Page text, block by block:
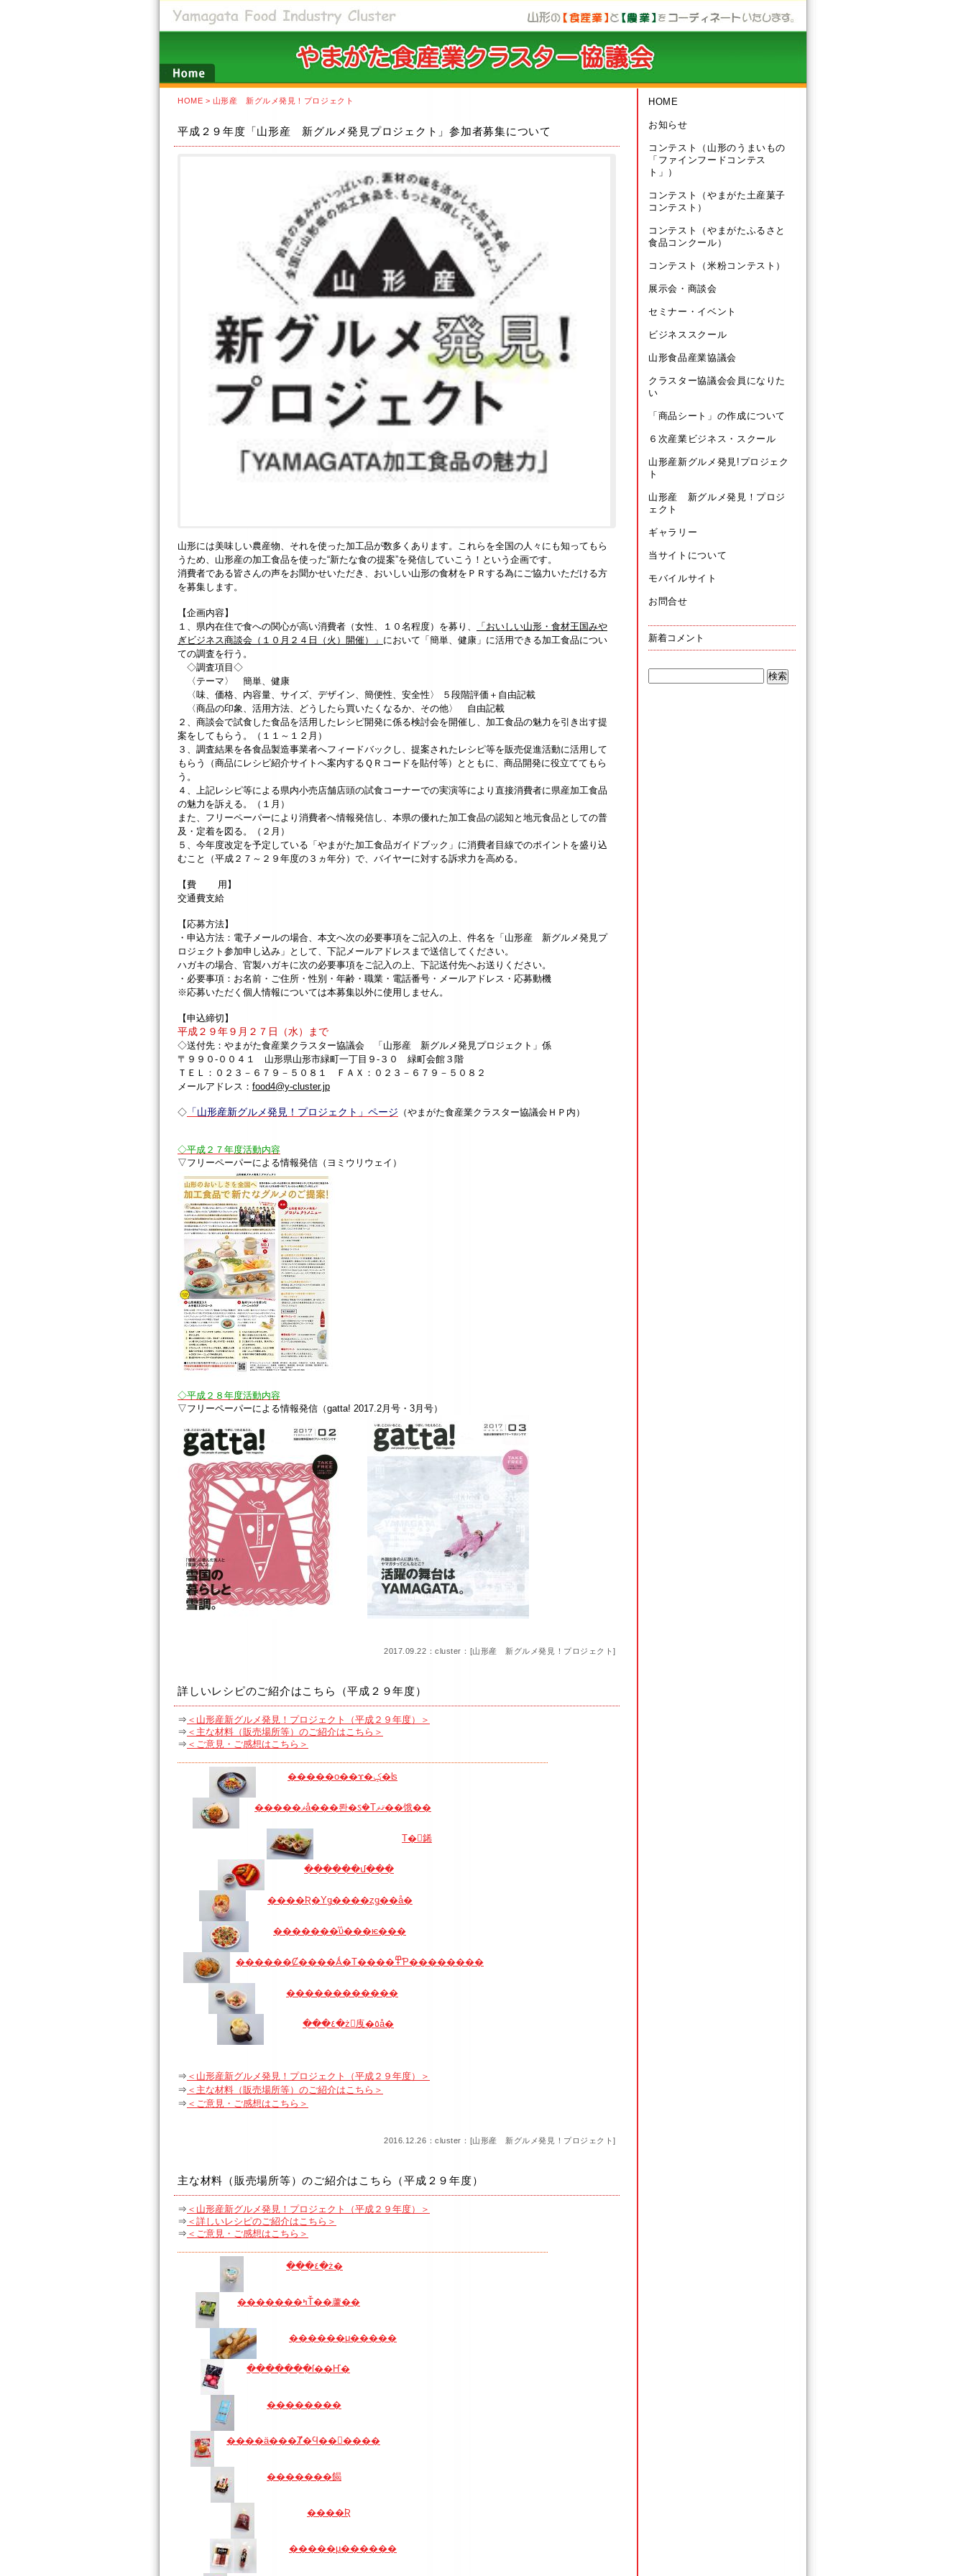
HOME > 山形産 新グルメ発見！プロジェクト
平成２９年度「山形産 新グルメ発見プロジェクト」参加者募集について
山形には美味しい農産物、それを使った加工品が数多くあります。これらを全国の人々にも知ってもら
うため、山形産の加工食品を使った“新たな食の提案”を発信していこう！という企画です。
消費者である皆さんの声をお聞かせいただき、おいしい山形の食材をＰＲする為にご協力いただける方
を募集します。
【企画内容】
１、県内在住で食への関心が高い消費者（女性、１０名程度）を募り、
「おいしい山形・食材王国みや
ぎビジネス商談会（１０月２４日（火）開催）」 において「簡単、健康」に活用できる加工食品につい
ての調査を行う。
◇調査項目◇
〈テーマ〉 簡単、健康
〈味、価格、内容量、サイズ、デザイン、簡便性、安全性〉 ５段階評価＋自由記載
〈商品の印象、活用方法、どうしたら買いたくなるか、その他〉 自由記載
２、商談会で試食した食品を活用したレシピ開発に係る検討会を開催し、加工食品の魅力を引き出す提
案をしてもらう。（１１～１２月）
３、調査結果を各食品製造事業者へフィードバックし、提案されたレシピ等を販売促進活動に活用して
もらう（商品にレシピ紹介サイトへ案内するＱＲコードを貼付等）とともに、商品開発に役立ててもら
う。
４、上記レシピ等による県内小売店舗店頭の試食コーナーでの実演等により直接消費者に県産加工食品
の魅力を訴える。（１月）
また、フリーペーパーにより消費者へ情報発信し、本県の優れた加工食品の認知と地元食品としての普
及・定着を図る。（２月）
５、今年度改定を予定している「やまがた加工食品ガイドブック」に消費者目線でのポイントを盛り込
むこと（平成２７～２９年度の３ヵ年分）で、バイヤーに対する訴求力を高める。
【費 用】
交通費支給
【応募方法】
・申込方法：電子メールの場合、本文へ次の必要事項をご記入の上、件名を「山形産 新グルメ発見プ
ロジェクト参加申し込み」として、下記メールアドレスまで送信してください。
ハガキの場合、官製ハガキに次の必要事項をご記入の上、下記送付先へお送りください。
・必要事項：お名前・ご住所・性別・年齢・職業・電話番号・メールアドレス・応募動機
※応募いただく個人情報については本募集以外に使用しません。
【申込締切】
平成２９年９月２７日（水）まで
◇送付先：やまがた食産業クラスター協議会 「山形産 新グルメ発見プロジェクト」係
〒９９０-００４１ 山形県山形市緑町一丁目９-３０ 緑町会館３階
ＴＥＬ：０２３－６７９－５０８１ ＦＡＸ：０２３－６７９－５０８２
メールアドレス： food4@y-cluster.jp
◇ 「山形産新グルメ発見！プロジェクト」ページ （やまがた食産業クラスター協議会ＨＰ内）
◇平成２７年度活動内容
▽フリーペーパーによる情報発信（ヨミウリウェイ）
◇平成２８年度活動内容
▽フリーペーパーによる情報発信（gatta! 2017.2月号・3月号）
2017.09.22：cluster：[山形産 新グルメ発見！プロジェクト]
詳しいレシピのご紹介はこちら（平成２９年度）
⇒ ＜山形産新グルメ発見！プロジェクト（平成２９年度）＞
⇒ ＜主な材料（販売場所等）のご紹介はこちら＞
⇒ ＜ご意見・ご感想はこちら＞
�����ο��ɤ�ݤ�ʪ
�����ޥå���롼�ऽ�Τޤޥ��饿��
Τ�򤪤䤭
������մ���
����Ʀ�Υǥ����ȥǥ��å�
�������ͤΰ���ѥ���
������Ȼ����Ǻ�Τ����߾Ƥ��������
������������
���٤�ż򥷥㡼�٥å�
⇒ ＜山形産新グルメ発見！プロジェクト（平成２９年度）＞
⇒ ＜主な材料（販売場所等）のご紹介はこちら＞
⇒ ＜ご意見・ご感想はこちら＞
2016.12.26：cluster：[山形産 新グルメ発見！プロジェクト]
主な材料（販売場所等）のご紹介はこちら（平成２９年度）
⇒ ＜山形産新グルメ発見！プロジェクト（平成２９年度）＞
⇒ ＜詳しいレシピのご紹介はこちら＞
⇒ ＜ご意見・ご感想はこちら＞
���٤�ż�
�������ߤŤ��蘆��
������μ�����
�������ִſ��Ҥ�
��������
����ä���Ⱦ�Ϥ��󤻤����
�������餲
����Ʀ
�����µ������
HOME
お知らせ
コンテスト（山形のうまいもの
「ファインフードコンテス
ト」）
コンテスト（やまがた土産菓子
コンテスト）
コンテスト（やまがたふるさと
食品コンクール）
コンテスト（米粉コンテスト）
展示会・商談会
セミナー・イベント
ビジネススクール
山形食品産業協議会
クラスター協議会会員になりた
い
「商品シート」の作成について
６次産業ビジネス・スクール
山形産新グルメ発見!プロジェク
ト
山形産 新グルメ発見！プロジ
ェクト
ギャラリー
当サイトについて
モバイルサイト
お問合せ
新着コメント